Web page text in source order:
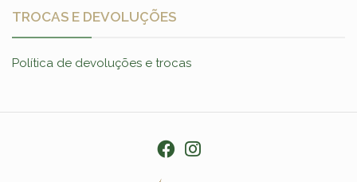
TROCAS E DEVOLUÇÕES
Política de devoluções e trocas